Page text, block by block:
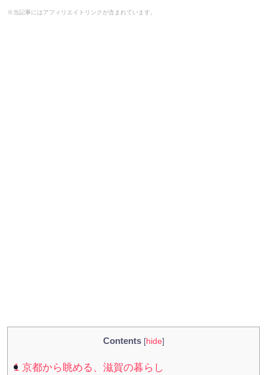
※当記事にはアフィリエイトリンクが含まれています。
Contents [hide]
1 京都から眺める、滋賀の暮らし